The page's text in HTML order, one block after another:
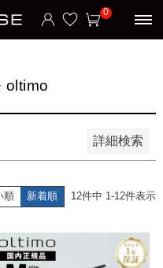
0
oltimo
詳細検索
順 新着順 12件中 1-12件表示